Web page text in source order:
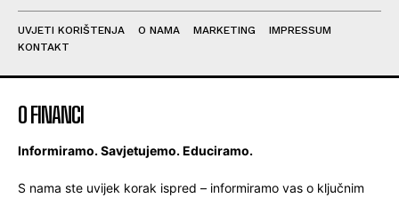
UVJETI KORIŠTENJA O NAMA MARKETING
IMPRESSUM
KONTAKT
O FINANCI
Informiramo. Savjetujemo. Educiramo.
S nama ste uvijek korak ispred – informiramo vas o ključnim